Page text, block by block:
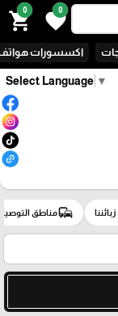
Select Language ▼
0
favorite
0
shopping_cart
اكسسورات
زبائننا commuteمناطق